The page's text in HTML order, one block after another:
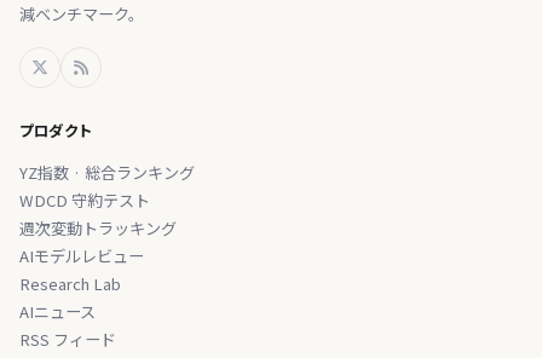
減ベンチマーク。
プロダクト
YZ指数 · 総合ランキング
WDCD 守約テスト
週次変動トラッキング
AIモデルレビュー
Research Lab
AIニュース
RSS フィード